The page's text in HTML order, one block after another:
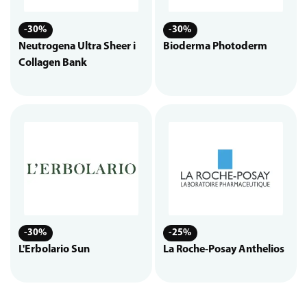
-30%
Neutrogena Ultra Sheer i
Collagen Bank
-30%
Bioderma Photoderm
-30%
L'Erbolario Sun
-25%
La Roche-Posay Anthelios